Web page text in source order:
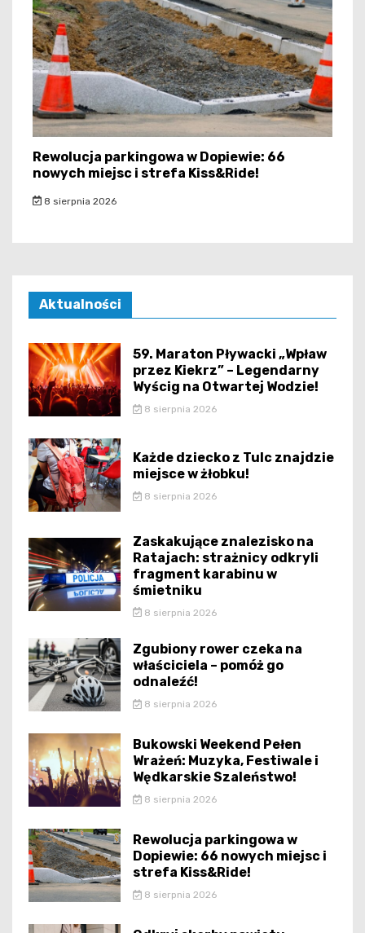
Rewolucja parkingowa w Dopiewie: 66
nowych miejsc i strefa Kiss&Ride!
8 sierpnia 2026
Aktualności
59. Maraton Pływacki „Wpław
przez Kiekrz” – Legendarny
Wyścig na Otwartej Wodzie!
8 sierpnia 2026
Każde dziecko z Tulc znajdzie
miejsce w żłobku!
8 sierpnia 2026
Zaskakujące znalezisko na
Ratajach: strażnicy odkryli
fragment karabinu w
śmietniku
8 sierpnia 2026
Zgubiony rower czeka na
właściciela – pomóż go
odnaleźć!
8 sierpnia 2026
Bukowski Weekend Pełen
Wrażeń: Muzyka, Festiwale i
Wędkarskie Szaleństwo!
8 sierpnia 2026
Rewolucja parkingowa w
Dopiewie: 66 nowych miejsc i
strefa Kiss&Ride!
8 sierpnia 2026